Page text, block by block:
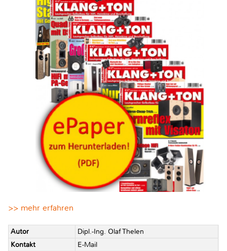
>> mehr erfahren
Autor
Dipl.-Ing. Olaf Thelen
Kontakt
E-Mail